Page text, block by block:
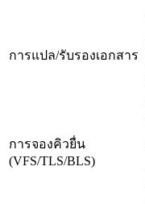
การแปล/รับรองเอกสาร
การจองคิวยื่น
(VFS/TLS/BLS)